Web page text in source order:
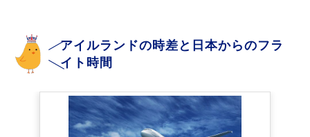
アイルランドの時差と日本からのフラ
イト時間